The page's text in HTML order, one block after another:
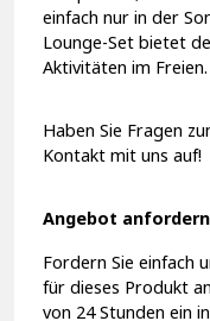
einfach nur in der
Lounge-Set bietet
Aktivitäten im Freien.
Haben Sie Fragen
Kontakt mit uns auf!
Angebot
Fordern Sie einfach
für dieses Produkt
von 24 Stunden ein